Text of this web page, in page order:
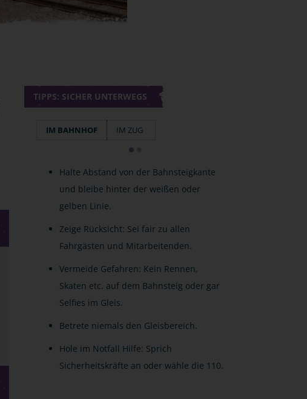
TIPPS: SICHER UNTERWEGS
IM BAHNHOF IM ZUG
Halte Abstand von der Bahnsteigkante
und bleibe hinter der weißen oder
gelben Linie.
Zeige Rücksicht: Sei fair zu allen
Fahrgästen und Mitarbeitenden.
Vermeide Gefahren: Kein Rennen,
Skaten etc. auf dem Bahnsteig oder gar
Selfies im Gleis.
Betrete niemals den Gleisbereich.
Hole im Notfall Hilfe: Sprich
Sicherheitskräfte an oder wähle die 110.